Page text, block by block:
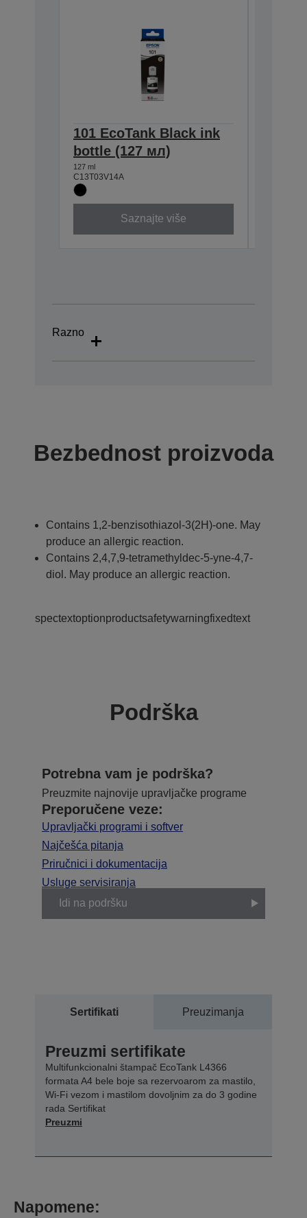
101 EcoTank Black ink
bottle (127 мл)
127 ml
C13T03V14A
Saznajte više
Razno
Bezbednost proizvoda
Contains 1,2-benzisothiazol-3(2H)-one. May
produce an allergic reaction.
Contains 2,4,7,9-tetramethyldec-5-yne-4,7-
diol. May produce an allergic reaction.
spectextoptionproductsafetywarningfixedtext
Podrška
Potrebna vam je podrška?
Preuzmite najnovije upravljačke programe
Preporučene veze:
Upravljački programi i softver
Najčešća pitanja
Priručnici i dokumentacija
Usluge servisiranja
Idi na podršku
Sertifikati Preuzimanja
Preuzmi sertifikate
Multifunkcionalni štampač EcoTank L4366
formata A4 bele boje sa rezervoarom za mastilo,
Wi-Fi vezom i mastilom dovoljnim za do 3 godine
rada Sertifikat
Preuzmi
Napomene: